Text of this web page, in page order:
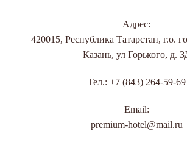
Адрес:
420015, Республика Татарстан, г.о.
Казань, ул Горького, д.
Тел.: +7 (843) 264-59-69
Email:
premium-hotel@mail.ru